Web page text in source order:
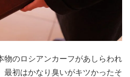
物のロシアンカーフがあしらわれ
最初はかなり臭いがキツかったそ